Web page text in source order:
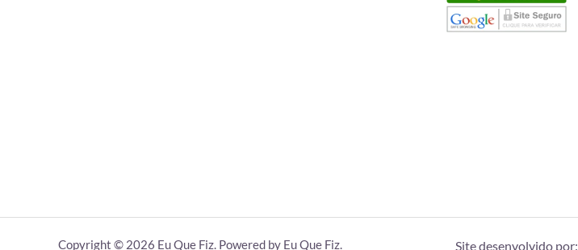
Copyright © 2026 Eu Que Fiz. Powered by Eu Que Fiz. Site desenvolvido por: